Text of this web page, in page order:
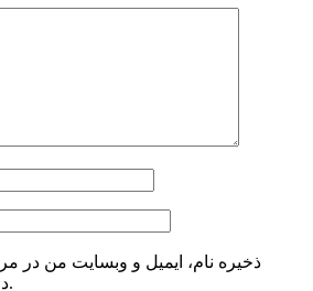
ذخیره نام، ایمیل و وبسایت من در
دوباره دیدگاهی می‌نویسم.